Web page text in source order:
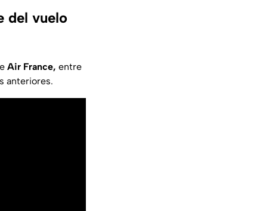
del vuelo
Air France, entre
anteriores.